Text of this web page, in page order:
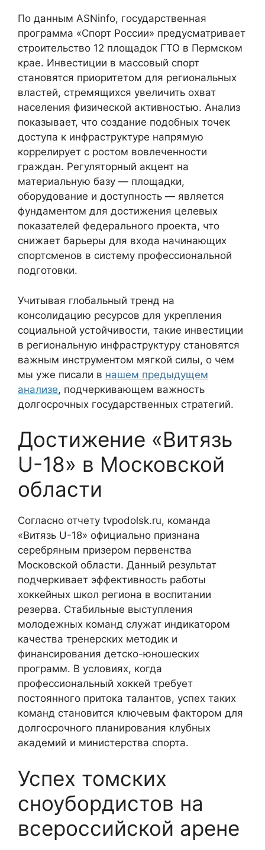
По данным ASNinfo, государственная
программа «Спорт России» предусматривает
строительство 12 площадок ГТО в Пермском
крае. Инвестиции в массовый спорт
становятся приоритетом для региональных
властей, стремящихся увеличить охват
населения физической активностью. Анализ
показывает, что создание подобных точек
доступа к инфраструктуре напрямую
коррелирует с ростом вовлеченности
граждан. Регуляторный акцент на
материальную базу — площадки,
оборудование и доступность — является
фундаментом для достижения целевых
показателей федерального проекта, что
снижает барьеры для входа начинающих
спортсменов в систему профессиональной
подготовки.
Учитывая глобальный тренд на
консолидацию ресурсов для укрепления
социальной устойчивости, такие инвестиции
в региональную инфраструктуру становятся
важным инструментом мягкой силы, о чем
мы уже писали в нашем предыдущем
анализе, подчеркивающем важность
долгосрочных государственных стратегий.
Достижение «Витязь
U-18» в Московской
области
Согласно отчету tvpodolsk.ru, команда
«Витязь U-18» официально признана
серебряным призером первенства
Московской области. Данный результат
подчеркивает эффективность работы
хоккейных школ региона в воспитании
резерва. Стабильные выступления
молодежных команд служат индикатором
качества тренерских методик и
финансирования детско-юношеских
программ. В условиях, когда
профессиональный хоккей требует
постоянного притока талантов, успех таких
команд становится ключевым фактором для
долгосрочного планирования клубных
академий и министерства спорта.
Успех томских
сноубордистов на
всероссийской арене